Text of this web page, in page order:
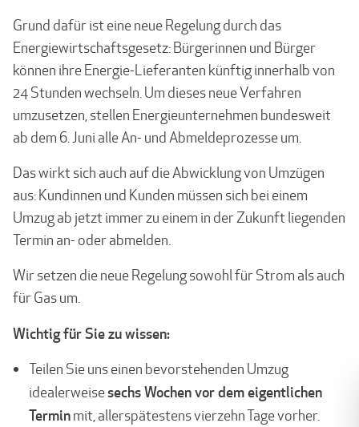
Grund dafür ist eine neue Regelung durch das
Energiewirtschaftsgesetz: Bürgerinnen und Bürger
können ihre Energie-Lieferanten künftig innerhalb von
24 Stunden wechseln. Um dieses neue Verfahren
umzusetzen, stellen Energieunternehmen bundesweit
ab dem 6. Juni alle An- und Abmeldeprozesse um.
Das wirkt sich auch auf die Abwicklung von Umzügen
aus: Kundinnen und Kunden müssen sich bei einem
Umzug ab jetzt immer zu einem in der Zukunft liegenden
Termin an- oder abmelden.
Wir setzen die neue Regelung sowohl für Strom als auch
für Gas um.
Wichtig für Sie zu wissen:
Teilen Sie uns einen bevorstehenden Umzug
idealerweisesechs Wochen vor dem eigentlichen
Terminmit, allerspätestens vierzehn Tage vorher.